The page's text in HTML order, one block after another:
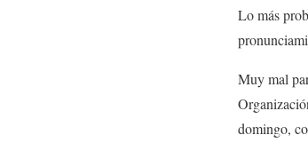
Lo más
Muy mal
domingo,